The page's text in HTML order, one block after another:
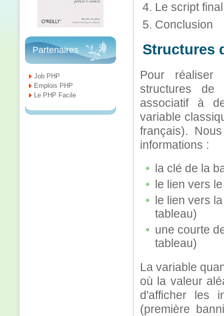
Le script final
Conclusion
Structures
Pour
structures de
associatif à
variable
français).
informations :
la clé de la
le lien vers
le lien vers
tableau)
une courte
tableau)
La variable
où la valeur
d'afficher les
(première
Partenaires
Job PHP
Emplois PHP
Le PHP Facile